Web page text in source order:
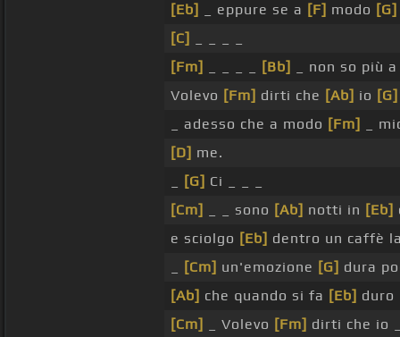
[Eb]
_ eppure se a [F] modo [G]
[C]
[Fm]
[Bb]
_ non so più
Volevo [Fm] dirti che [Ab] io [G]
_ adesso che a modo [Fm]
_
[D] me.
[G] Ci _ _ _
[Cm]
_ _ sono [Ab] notti in [Eb]
e sciolgo [Eb] dentro un caffè
[Cm] un'emozione [G] dura
[Ab] che quando si fa [Eb]
[Cm]
_ Volevo [Fm] dirti che io